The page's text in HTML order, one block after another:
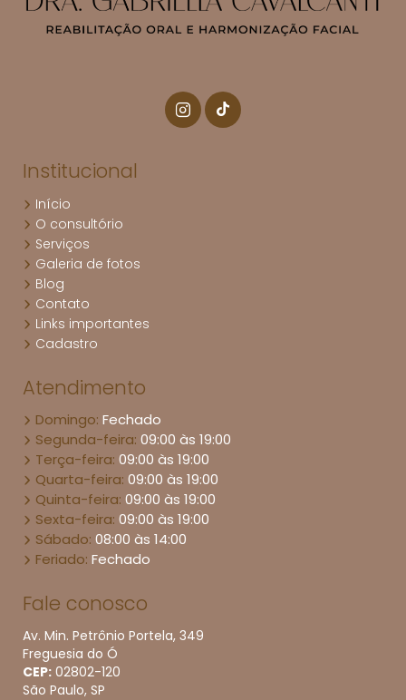
Institucional
Início
O consultório
Serviços
Galeria de fotos
Blog
Contato
Links importantes
Cadastro
Atendimento
Domingo: Fechado
Segunda-feira: 09:00 às 19:00
Terça-feira: 09:00 às 19:00
Quarta-feira: 09:00 às 19:00
Quinta-feira: 09:00 às 19:00
Sexta-feira: 09:00 às 19:00
Sábado: 08:00 às 14:00
Feriado: Fechado
Fale conosco
Av. Min. Petrônio Portela, 349
Freguesia do Ó
CEP: 02802​-120
São Paulo, SP